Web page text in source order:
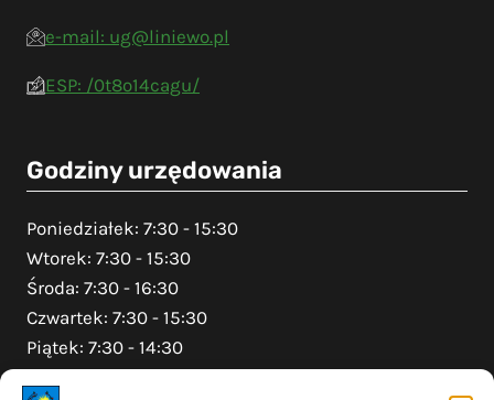
e-mail: ug@liniewo.pl
ESP: /0t8o14cagu/
Godziny urzędowania
Poniedziałek: 7:30 - 15:30
Wtorek: 7:30 - 15:30
Środa: 7:30 - 16:30
Czwartek: 7:30 - 15:30
Piątek: 7:30 - 14:30